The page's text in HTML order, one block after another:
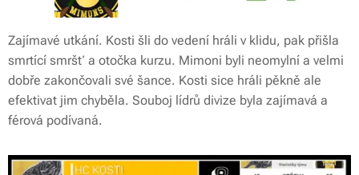
Zajímavé utkání. Kosti šli do vedení hráli v klidu, pak přišla
smrtící smršť a otočka kurzu. Mimoni byli neomylní a velmi
dobře zakončovali své šance. Kosti sice hráli pěkně ale
efektivat jim chyběla. Souboj lídrů divize byla zajímavá a
férová podívaná.